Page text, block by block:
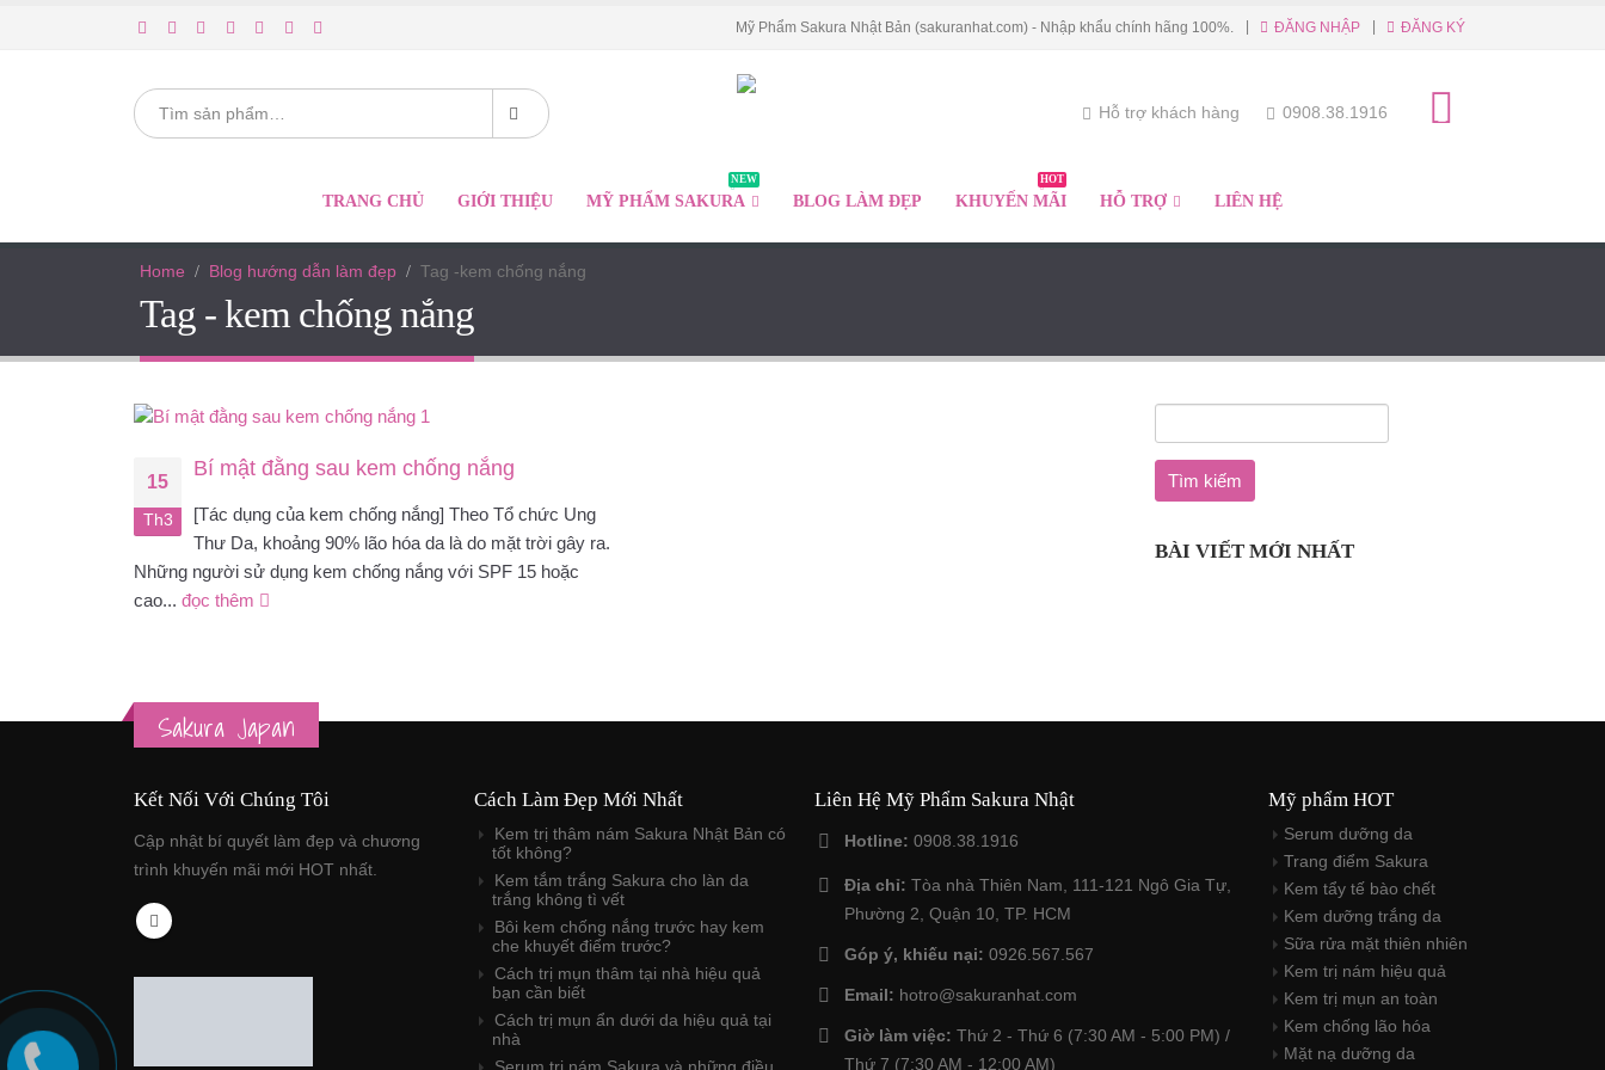
Mỹ Phẩm Sakura Nhật Bản (sakuranhat.com) - Nhập khẩu chính hãng 100%. ĐĂNG NHẬP ĐĂNG KÝ
Hỗ trợ khách hàng 0908.38.1916
TRANG CHỦ GIỚI THIỆU MỸ PHẨM SAKURA
NEW
BLOG LÀM ĐẸP KHUYẾN MÃI
HOT
HỖ TRỢ LIÊN HỆ
Home Blog hướng dẫn làm đẹp Tag - kem chống nắng
Tag - kem chống nắng
15
Th3
Bí mật đằng sau kem chống nắng
[Tác dụng của kem chống nắng] Theo Tổ chức Ung
Thư Da, khoảng 90% lão hóa da là do mặt trời gây ra.
Những người sử dụng kem chống nắng với SPF 15 hoặc
cao... đọc thêm
kiếm
cho:
BÀI VIẾT MỚI NHẤT
Sakura Japan
Kết Nối Với Chúng Tôi
Cập nhật bí quyết làm đẹp và chương
trình khuyến mãi mới HOT nhất.
Cách Làm Đẹp Mới Nhất
Kem trị thâm nám Sakura Nhật Bản có
tốt không?
Kem tắm trắng Sakura cho làn da
trắng không tì vết
Bôi kem chống nắng trước hay kem
che khuyết điểm trước?
Cách trị mụn thâm tại nhà hiệu quả
bạn cần biết
Cách trị mụn ẩn dưới da hiệu quả tại
nhà
Liên Hệ Mỹ Phẩm Sakura Nhật
Hotline: 0908.38.1916
Địa chỉ: Tòa nhà Thiên Nam, 111-121 Ngô Gia Tự,
Phường 2, Quận 10, TP. HCM
Góp ý, khiếu nại: 0926.567.567
Email: hotro@sakuranhat.com
Giờ làm việc: Thứ 2 - Thứ 6 (7:30 AM - 5:00 PM) /
Thứ 7 (7:30 AM - 12:00 AM)
Mỹ phẩm HOT
Serum dưỡng da
Trang điểm Sakura
Kem tẩy tế bào chết
Kem dưỡng trắng da
Sữa rửa mặt thiên nhiên
Kem trị nám hiệu quả
Kem trị mụn an toàn
Kem chống lão hóa
Mặt nạ dưỡng da